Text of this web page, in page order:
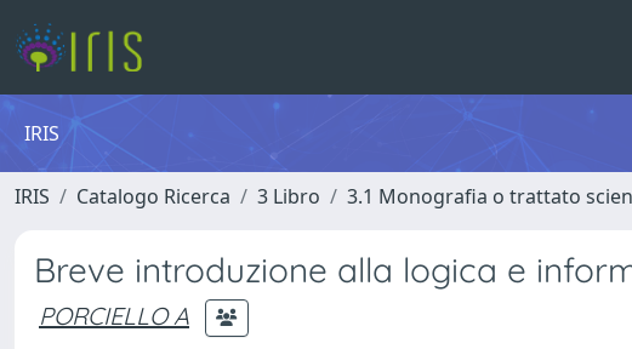
IRIS
IRIS Catalogo Ricerca 3 Libro 3.1 Monografia o trattato
Breve introduzione alla logica e
PORCIELLO A